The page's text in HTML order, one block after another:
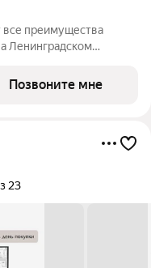
все преимущества
Ленинградском
«Шереметьево» или
Позвоните мне
23